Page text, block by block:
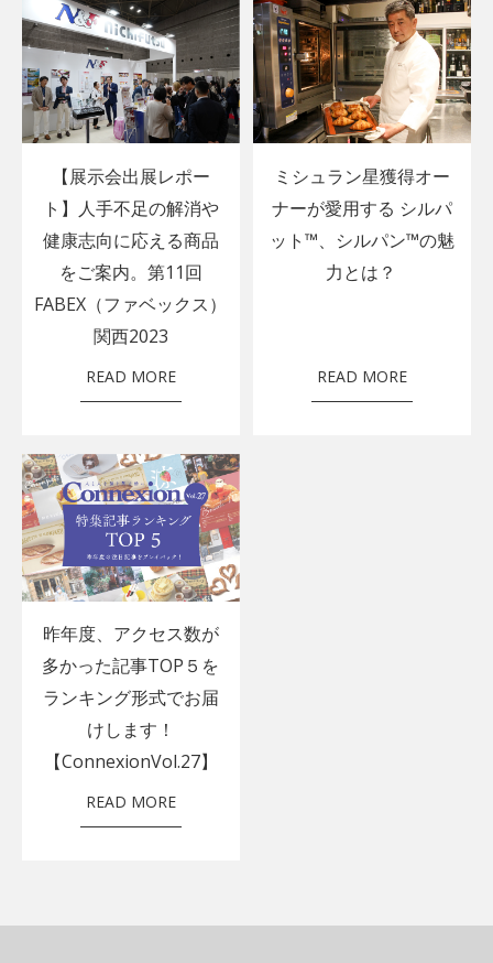
【展示会出展レポー
ト】人手不足の解消や
健康志向に応える商品
をご案内。第11回
FABEX（ファベックス）
関西2023
READ MORE
ミシュラン星獲得オー
ナーが愛用する シルパ
ット™、シルパン™の魅
力とは？
READ MORE
昨年度、アクセス数が
多かった記事TOP５を
ランキング形式でお届
けします！
【ConnexionVol.27】
READ MORE